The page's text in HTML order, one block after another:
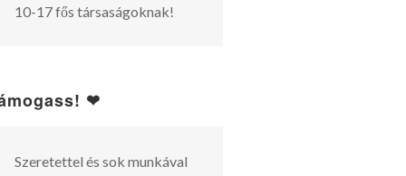
10-17 fős társaságoknak!
❤
Szeretettel és sok munkával